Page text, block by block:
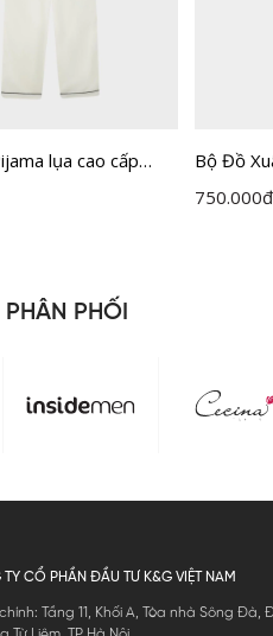
lụa cao cấp
Bộ Đồ
750.000đ
PHỐI
CỔ PHẦN ĐẦU TƯ K&G VIỆT NAM
chính: Tầng 11, Khối A, Tòa nhà Sông